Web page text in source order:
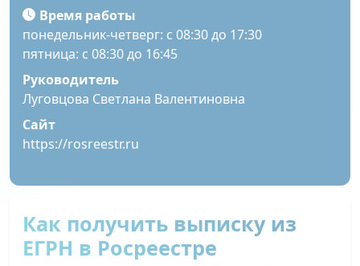
Время работы
понедельник-четверг: с 08:30 до 17:30
пятница: с 08:30 до 16:45
Руководитель
Луговцова Светлана Валентиновна
Сайт
https://rosreestr.ru
Как получить выписку из
ЕГРН в Росреестре